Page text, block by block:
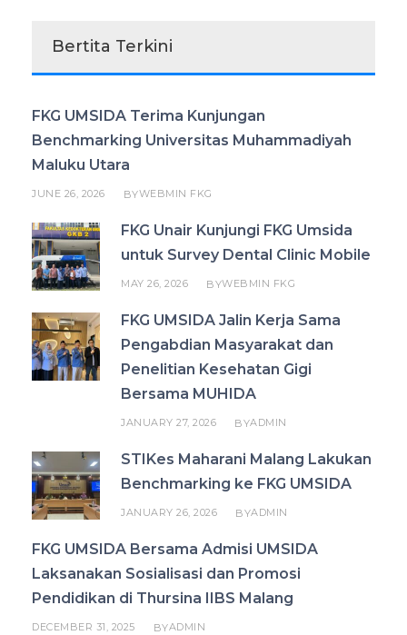
Bertita Terkini
FKG UMSIDA Terima Kunjungan
Benchmarking Universitas Muhammadiyah
Maluku Utara
JUNE 26, 2026 BYWEBMIN FKG
FKG Unair Kunjungi FKG Umsida
untuk Survey Dental Clinic Mobile
MAY 26, 2026 BYWEBMIN FKG
FKG UMSIDA Jalin Kerja Sama
Pengabdian Masyarakat dan
Penelitian Kesehatan Gigi
Bersama MUHIDA
JANUARY 27, 2026 BYADMIN
STIKes Maharani Malang Lakukan
Benchmarking ke FKG UMSIDA
JANUARY 26, 2026 BYADMIN
FKG UMSIDA Bersama Admisi UMSIDA
Laksanakan Sosialisasi dan Promosi
Pendidikan di Thursina IIBS Malang
DECEMBER 31, 2025 BYADMIN